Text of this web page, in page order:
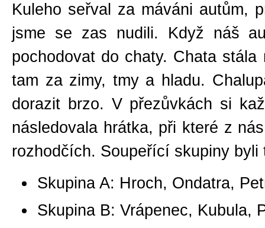
Kuleho seřval za máváni autům,
jsme se zas nudili. Když náš
pochodovat do chaty. Chata
tam za zimy, tmy a hladu.
dorazit brzo. V přezůvkách si
následovala hrátka, při které z
rozhodčích. Soupeřící skupiny byli
Skupina A: Hroch, Ondatra,
Skupina B: Vrápenec,